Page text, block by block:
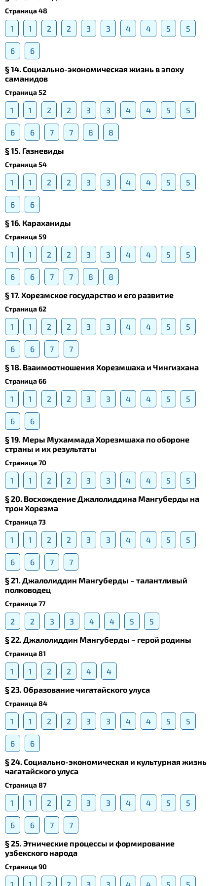
Страница 48
1 1 2 2 3 3 4 4 5 5
6
6
§ 14. Социально-экономическая жизнь в эпоху
саманидов
Страница 52
1 1 2 2 3 3 4 4 5 5
6 6 7 7 8
8
§ 15. Газневиды
Страница 54
1 1 2 2 3 3 4 4 5 5
6
6
§ 16. Караханиды
Страница 59
1 1 2 2 3 3 4 4 5 5
6 6 7 7 8
8
§ 17. Хорезмское государство и его развитие
Страница 62
1 1 2 2 3 3 4 4 5 5
6 6 7
7
§ 18. Взаимоотношения Хорезмшаха и Чингизхана
Страница 66
1 1 2 2 3 3 4 4 5 5
6
6
§ 19. Меры Мухаммада Хорезмшаха по обороне
страны и их результаты
Страница 70
1 1 2 2 3 3 4 4 5
5
§ 20. Восхождение Джалолиддина Мангуберды на
трон Хорезма
Страница 73
1 1 2 2 3 3 4 4 5 5
6 6 7
7
§ 21. Джалолиддин Мангуберды – талантливый
полководец
Страница 77
2 2 3 3 4 4 5
5
§ 22. Джалолиддин Мангуберды – герой родины
Страница 81
1 1 2 2 4
4
§ 23. Образование чигатайского улуса
Страница 84
1 1 2 2 3 3 4 4 5 5
6
6
§ 24. Социально-экономическая и культурная жизнь
чагатайского улуса
Страница 87
1 1 2 2 3 3 4 4 5 5
6 6 7
7
§ 25. Этнические процессы и формирование
узбекского народа
Страница 90